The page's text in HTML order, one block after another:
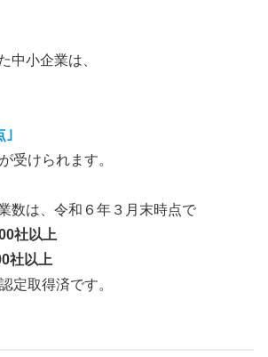
中小企業は、
｣
受けられます。
数は、令和６年３月末時点で
社以上
社以上
定取得済です。